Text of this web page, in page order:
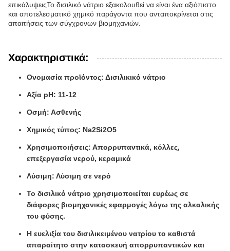
επικάλυψειςΤο δισιλικό νάτριο εξακολουθεί να είναι ένα αξιόπιστο
και αποτελεσματικό χημικό παράγοντα που ανταποκρίνεται στις
απαιτήσεις των σύγχρονων βιομηχανιών.
Χαρακτηριστικά:
Ονομασία προϊόντος: Δισιλικικό νάτριο
Αξία pH: 11-12
Οσμή: Ασθενής
Χημικός τύπος: Na2Si2O5
Χρησιμοποιήσεις: Απορρυπαντικά, κόλλες,
επεξεργασία νερού, κεραμικά
Λύσιμη: Λύσιμη σε νερό
Το δισιλικό νάτριο χρησιμοποιείται ευρέως σε
διάφορες βιομηχανικές εφαρμογές λόγω της αλκαλικής
του φύσης.
Η ευελιξία του δισιλικειμένου νατρίου το καθιστά
απαραίτητο στην κατασκευή απορρυπαντικών και